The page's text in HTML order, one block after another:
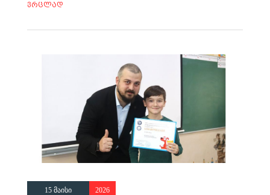
ვრცლად
15 მაისი 2026